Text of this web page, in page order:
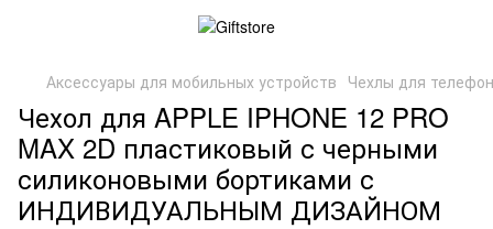
Аксессуары для мобильных устройств Чехлы для
Чехол для APPLE IPHONE 12 PRO
MAX 2D пластиковый с черными
силиконовыми бортиками с
ИНДИВИДУАЛЬНЫМ ДИЗАЙНОМ